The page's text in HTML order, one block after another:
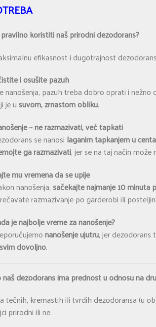
koristiti naš prirodni dezodorans?
efikasnost i dugotrajnost
i osušite pazuh
nanošenja, pazuh treba dobro oprati i
je u suvom, zrnastom obliku.
– ne razmazivati, već tapkati
se nanosi laganim tapkanjem u
ga razmazivati, jer se na taj način
mu vremena da se upije
nanošenja, sačekajte najmanje 10
razmazivanje po garderobi ili
je najbolje vreme za nanošenje?
nanošenje ujutru, jer
dovoljno.
dezodorans ima prednost u odnosu na
tečnih, kremastih ili tvrdih dezodoransa (u
prirodni ili ne.